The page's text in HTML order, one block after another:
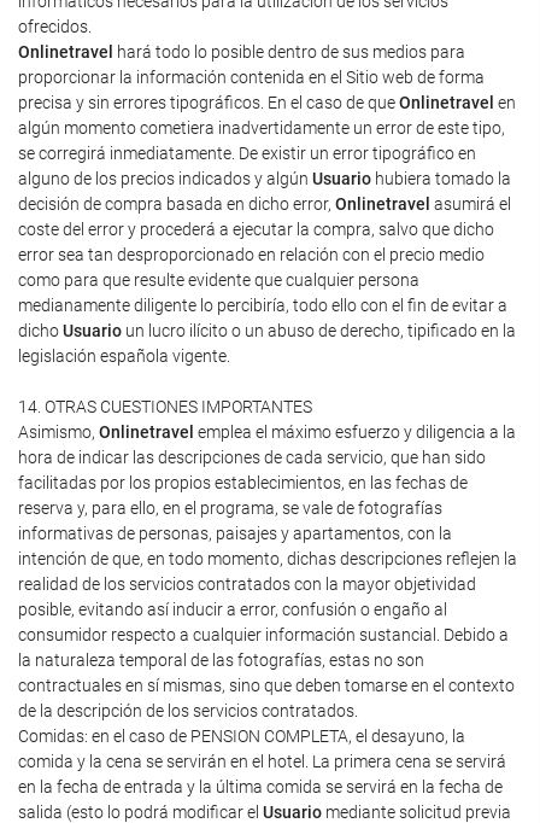
ofrecidos.
Onlinetravel
hará todo lo posible dentro de sus medios para
proporcionar la información contenida en el Sitio web de forma
precisa y sin errores tipográficos. En el caso de queOnlinetravel en
algún momento cometiera inadvertidamente un error de este tipo,
se corregirá inmediatamente. De existir un error tipográfico en
alguno de los precios indicados y algún Usuario hubiera tomado la
decisión de compra basada en dicho error, Onlinetravel asumirá el
coste del error y procederá a ejecutar la compra, salvo que dicho
error sea tan desproporcionado en relación con el precio medio
como para que resulte evidente que cualquier persona
medianamente diligente lo percibiría, todo ello con el fin de evitar a
dichoUsuario un lucro ilícito o un abuso de derecho, tipificado en la
legislación española vigente.
14. OTRAS CUESTIONES IMPORTANTES
Asimismo, Onlinetravel emplea el máximo esfuerzo y diligencia a la
hora de indicar las descripciones de cada servicio, que han sido
facilitadas por los propios establecimientos, en las fechas de
reserva y, para ello, en el programa, se vale de fotografías
informativas de personas, paisajes y apartamentos, con la
intención de que, en todo momento, dichas descripciones reflejen la
realidad de los servicios contratados con la mayor objetividad
posible, evitando así inducir a error, confusión o engaño al
consumidor respecto a cualquier información sustancial. Debido a
la naturaleza temporal de las fotografías, estas no son
contractuales en sí mismas, sino que deben tomarse en el contexto
de la descripción de los servicios contratados.
Comidas: en el caso de PENSION COMPLETA, el desayuno, la
comida y la cena se servirán en el hotel. La primera cena se servirá
en la fecha de entrada y la última comida se servirá en la fecha de
salida (esto lo podrá modificar el Usuario mediante solicitud previa